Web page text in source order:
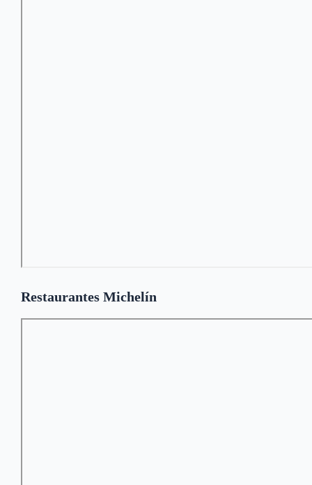
Restaurantes Michelín